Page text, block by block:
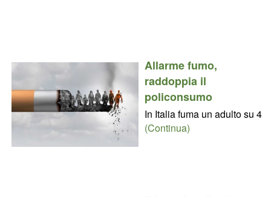
Allarme fumo,
raddoppia il
policonsumo
In Italia fuma un adulto su 4
(Continua)